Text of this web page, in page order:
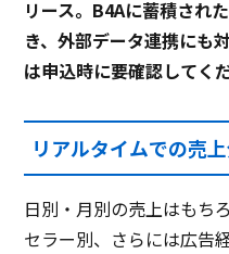
リース。B4Aに蓄積され
き、外部データ連携にも
は申込時に要確認してく
リアルタイムでの売
日別・月別の売上はもち
セラー別、さらには広告